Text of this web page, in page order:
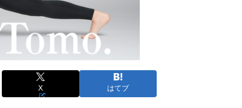
X はてブ